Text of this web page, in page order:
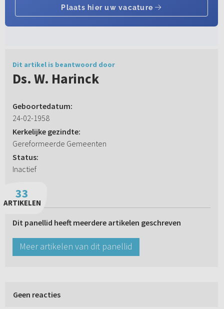
Dit artikel is beantwoord door
Ds. W. Harinck
Geboortedatum:
24-02-1958
Kerkelijke gezindte:
Gereformeerde Gemeenten
Status:
Inactief
33
ARTIKELEN
Dit panellid heeft meerdere artikelen geschreven
Meer artikelen van dit panellid
Geen reacties